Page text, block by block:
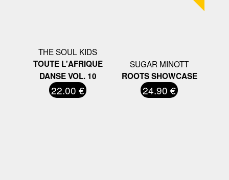
THE SOUL KIDS
TOUTE L'AFRIQUE
DANSE VOL. 10
22.00 €
SUGAR MINOTT
ROOTS SHOWCASE
24.90 €